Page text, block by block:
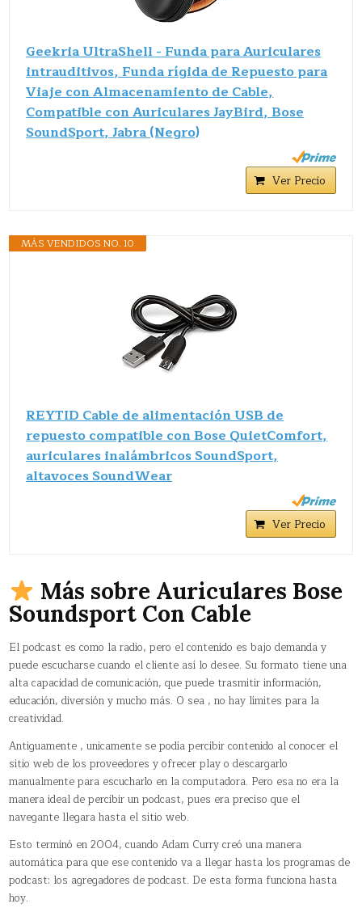
Geekria UltraShell - Funda para Auriculares
intrauditivos, Funda rígida de Repuesto para
Viaje con Almacenamiento de Cable,
Compatible con Auriculares JayBird, Bose
SoundSport, Jabra (Negro)
Ver Precio
MÁS VENDIDOS NO. 10
REYTID Cable de alimentación USB de
repuesto compatible con Bose QuietComfort,
auriculares inalámbricos SoundSport,
altavoces SoundWear
Ver Precio
Más sobre Auriculares Bose
Soundsport Con Cable
El podcast es como la radio, pero el contenido es bajo demanda y
puede escucharse cuando el cliente así lo desee. Su formato tiene una
alta capacidad de comunicación, que puede trasmitir información,
educación, diversión y mucho más. O sea , no hay límites para la
creatividad.
Antiguamente , unicamente se podía percibir contenido al conocer el
sitio web de los proveedores y ofrecer play o descargarlo
manualmente para escucharlo en la computadora. Pero esa no era la
manera ideal de percibir un podcast, pues era preciso que el
navegante llegara hasta el sitio web.
Esto terminó en 2004, cuando Adam Curry creó una manera
automática para que ese contenido va a llegar hasta los programas de
podcast: los agregadores de podcast. De esta forma funciona hasta
hoy.